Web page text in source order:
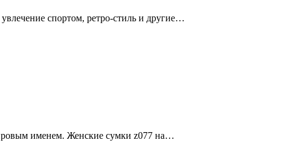
спортом, ретро-стиль и другие…
именем. Женские сумки z077 на…